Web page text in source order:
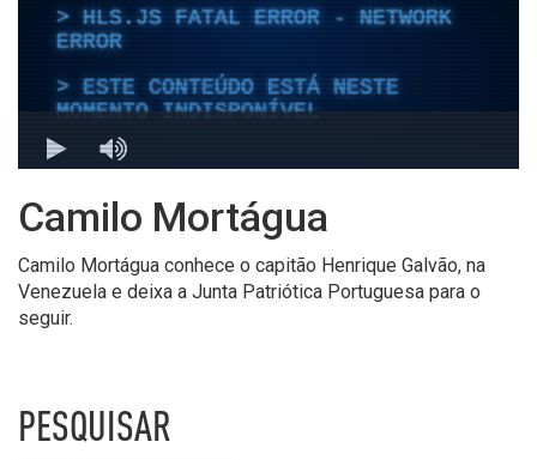
Camilo Mortágua
Camilo Mortágua conhece o capitão Henrique Galvão, na
Venezuela e deixa a Junta Patriótica Portuguesa para o
seguir.
PESQUISAR